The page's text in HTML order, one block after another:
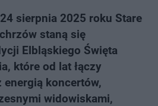
sierpnia 2025 roku Stare
staną się
Elbląskiego Święta
które od lat łączy
koncertów,
widowiskami,